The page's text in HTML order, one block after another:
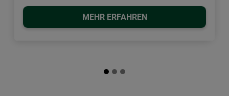
MEHR ERFAHREN